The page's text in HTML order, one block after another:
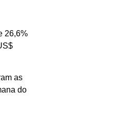
26,6%
as
do